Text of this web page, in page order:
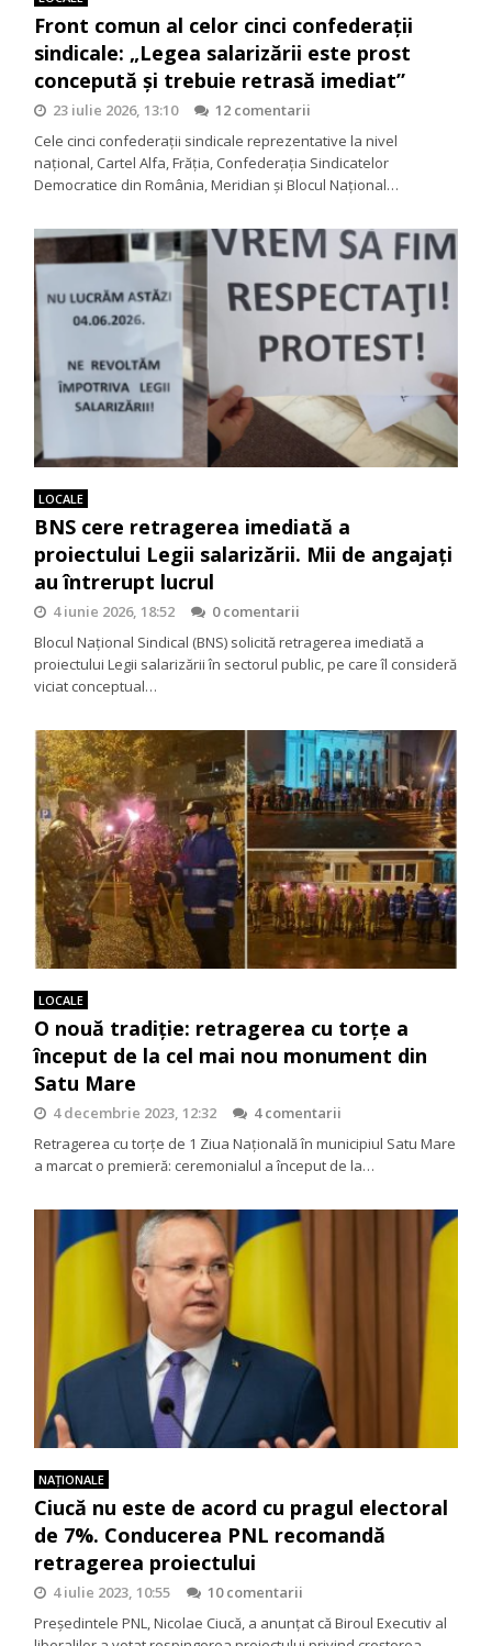
Front comun al celor cinci confederații
sindicale: „Legea salarizării este prost
concepută și trebuie retrasă imediat”
23 iulie 2026, 13:10
12 comentarii
Cele cinci confederații sindicale reprezentative la nivel
național, Cartel Alfa, Frăția, Confederația Sindicatelor
Democratice din România, Meridian și Blocul Național…
LOCALE
BNS cere retragerea imediată a
proiectului Legii salarizării. Mii de angajați
au întrerupt lucrul
4 iunie 2026, 18:52
0 comentarii
Blocul Național Sindical (BNS) solicită retragerea imediată a
proiectului Legii salarizării în sectorul public, pe care îl consideră
viciat conceptual…
LOCALE
O nouă tradiție: retragerea cu torțe a
început de la cel mai nou monument din
Satu Mare
4 decembrie 2023, 12:32
4 comentarii
Retragerea cu torțe de 1 Ziua Națională în municipiul Satu Mare
a marcat o premieră: ceremonialul a început de la…
NAŢIONALE
Ciucă nu este de acord cu pragul electoral
de 7%. Conducerea PNL recomandă
retragerea proiectului
4 iulie 2023, 10:55
10 comentarii
Preşedintele PNL, Nicolae Ciucă, a anunţat că Biroul Executiv al